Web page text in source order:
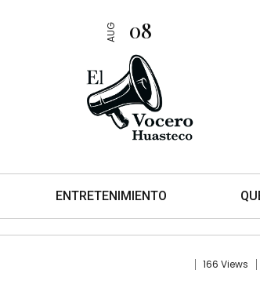
08
AUG
ENTRETENIMIENTO
166 Views